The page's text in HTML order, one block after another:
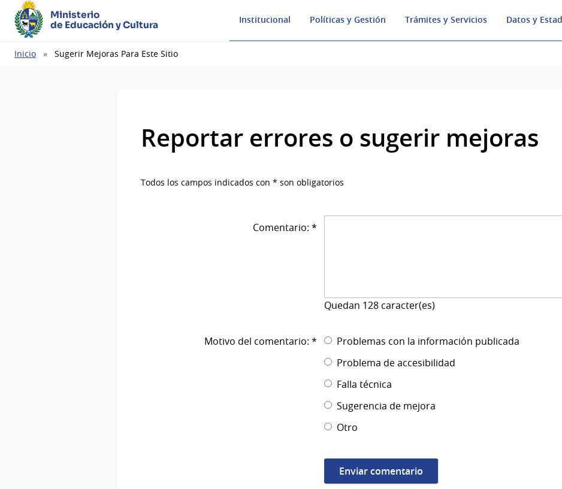
Ministerio
de Educación y Cultura
Institucional Políticas y Gestión Trámites y Servicios Datos y
Ruta
Inicio Sugerir Mejoras Para Este Sitio
Reportar errores o sugerir mejoras
Todos los campos indicados con * son obligatorios
Comentario: *
Quedan 128 caracter(es)
Motivo del comentario: *
Problemas con la información publicada
Problema de accesibilidad
Falla técnica
Sugerencia de mejora
Otro